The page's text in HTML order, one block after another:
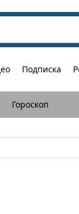
Подписка
Гороскоп